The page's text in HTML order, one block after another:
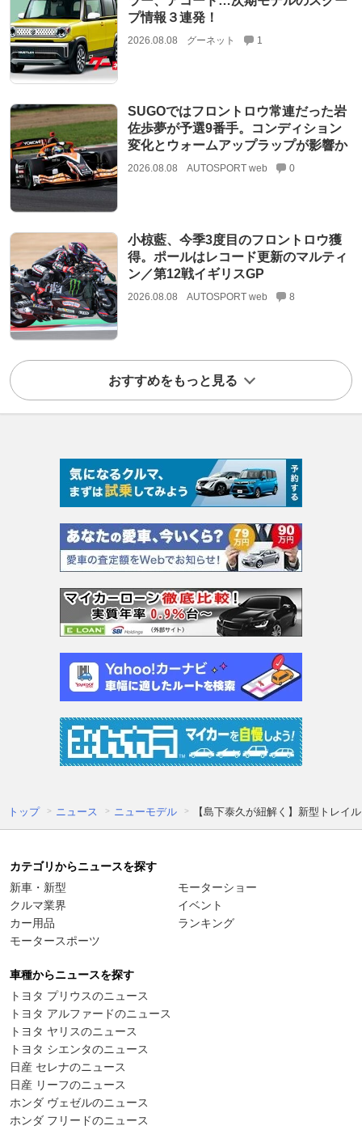
プ情報３連発！
2026.08.08 グーネット 1
SUGOではフロントロウ常連だった岩
佐歩夢が予選9番手。コンディション
変化とウォームアップラップが影響か
2026.08.08 AUTOSPORT web 0
小椋藍、今季3度目のフロントロウ獲
得。ポールはレコード更新のマルティ
ン／第12戦イギリスGP
2026.08.08 AUTOSPORT web 8
おすすめをもっと見る
トップ ニュース ニューモデル 【島下泰久が紐解く】新型トレイ
カテゴリからニュースを探す
新車・新型
クルマ業界
カー用品
モータースポーツ
モーターショー
イベント
ランキング
車種からニュースを探す
トヨタ プリウスのニュース
トヨタ アルファードのニュース
トヨタ ヤリスのニュース
トヨタ シエンタのニュース
日産 セレナのニュース
日産 リーフのニュース
ホンダ ヴェゼルのニュース
ホンダ フリードのニュース